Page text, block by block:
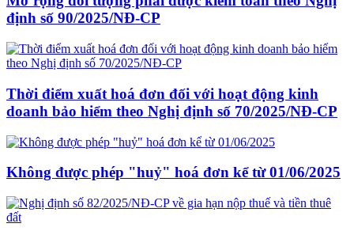
định số 90/2025/NĐ-CP
Thời điểm xuất hoá đơn đối với hoạt động kinh
doanh bảo hiểm theo Nghị định số 70/2025/NĐ-CP
Không được phép "huỷ" hoá đơn kể từ 01/06/2025